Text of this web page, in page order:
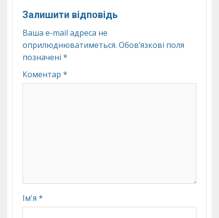
Залишити відповідь
Ваша e-mail адреса не
оприлюднюватиметься. Обов’язкові поля
позначені *
Коментар *
Ім'я *